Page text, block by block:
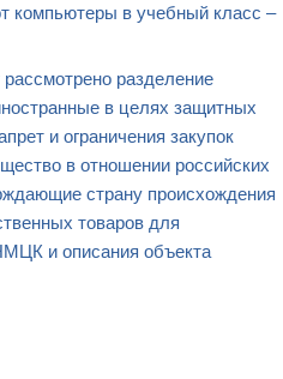
компьютеры в учебный класс –
разделение
в целях защитных
и ограничения закупок
в отношении российских
страну происхождения
товаров для
и описания объекта